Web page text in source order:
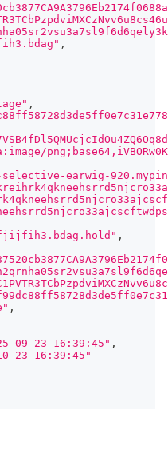
,
,
earwig-
,
,
09-23 16:39:45" ,
23 16:39:45"